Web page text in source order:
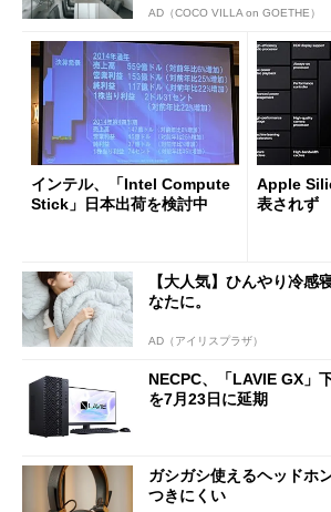
AD（COCO VILLA on GOETHE）
インテル、「Intel Compute
Stick」日本出荷を検討中
Apple
表されず
【大人気】ひんやり冷感
なたに。
AD（アイリスプラザ）
NECPC、「LAVIE GX」
を7月23日に延期
ガシガシ使えるヘッドホ
つきにくい